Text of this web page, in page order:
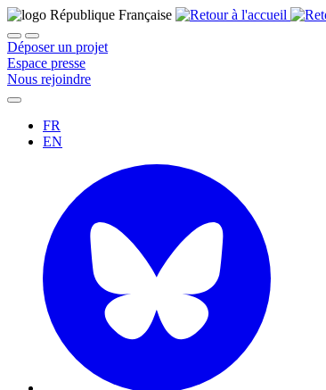
Déposer un projet
Espace presse
Nous rejoindre
FR
EN